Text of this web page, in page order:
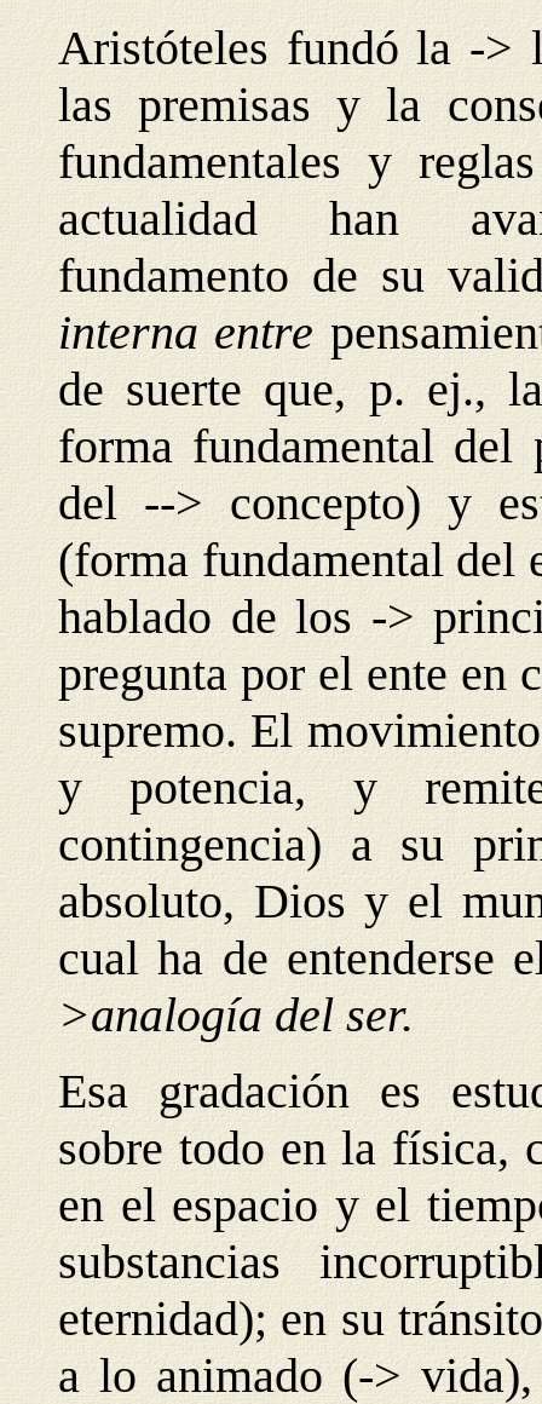
Aristóteles fundó la ->
las premisas y la
fundamentales y
actualidad han
fundamento de su
interna entre
de suerte que, p. ej.,
forma fundamental del
del --> concepto) y
(forma fundamental del
hablado de los ->
pregunta por el ente en
supremo. El
y potencia, y
contingencia) a su
absoluto, Dios y el
cual ha de entenderse
>analogía del ser.
Esa gradación es
sobre todo en la física,
en el espacio y el
substancias
eternidad); en su
a lo animado (->